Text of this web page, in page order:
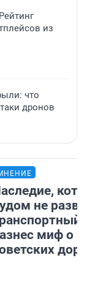
из
что
дронов
не
миф о